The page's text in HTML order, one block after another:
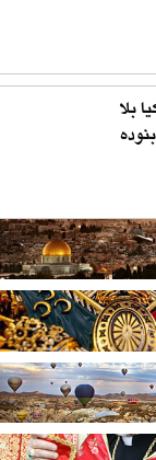
بلا